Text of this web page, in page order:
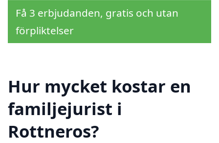
Få 3 erbjudanden, gratis och utan
förpliktelser
Hur mycket kostar en
familjejurist i
Rottneros?